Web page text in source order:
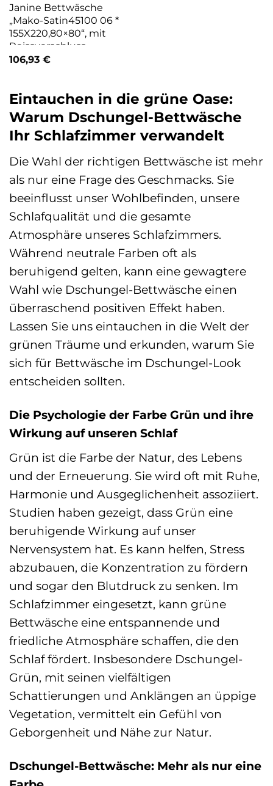
Janine Bettwäsche
„Mako-Satin45100 06 *
155X220,80×80“, mit
Reissverschluss
106,93 €
Eintauchen in die grüne Oase:
Warum Dschungel-Bettwäsche
Ihr Schlafzimmer verwandelt
Die Wahl der richtigen Bettwäsche ist mehr
als nur eine Frage des Geschmacks. Sie
beeinflusst unser Wohlbefinden, unsere
Schlafqualität und die gesamte
Atmosphäre unseres Schlafzimmers.
Während neutrale Farben oft als
beruhigend gelten, kann eine gewagtere
Wahl wie Dschungel-Bettwäsche einen
überraschend positiven Effekt haben.
Lassen Sie uns eintauchen in die Welt der
grünen Träume und erkunden, warum Sie
sich für Bettwäsche im Dschungel-Look
entscheiden sollten.
Die Psychologie der Farbe Grün und ihre
Wirkung auf unseren Schlaf
Grün ist die Farbe der Natur, des Lebens
und der Erneuerung. Sie wird oft mit Ruhe,
Harmonie und Ausgeglichenheit assoziiert.
Studien haben gezeigt, dass Grün eine
beruhigende Wirkung auf unser
Nervensystem hat. Es kann helfen, Stress
abzubauen, die Konzentration zu fördern
und sogar den Blutdruck zu senken. Im
Schlafzimmer eingesetzt, kann grüne
Bettwäsche eine entspannende und
friedliche Atmosphäre schaffen, die den
Schlaf fördert. Insbesondere Dschungel-
Grün, mit seinen vielfältigen
Schattierungen und Anklängen an üppige
Vegetation, vermittelt ein Gefühl von
Geborgenheit und Nähe zur Natur.
Dschungel-Bettwäsche: Mehr als nur eine